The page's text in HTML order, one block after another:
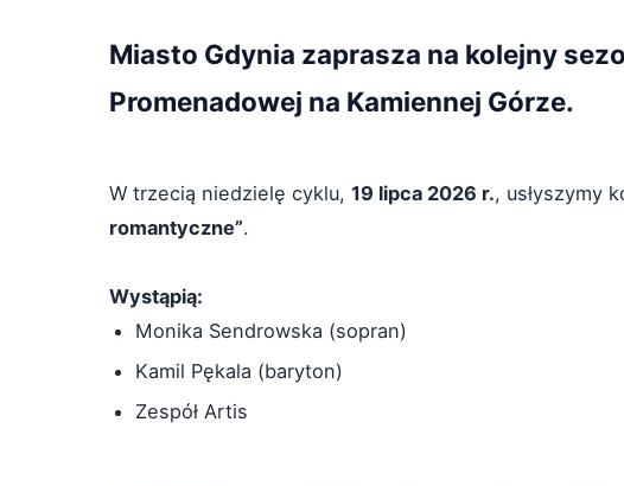
Miasto Gdynia zaprasza na kolejny
Promenadowej na Kamiennej Górze.
W trzecią niedzielę cyklu, 19 lipca 2026 r., usłyszymy
romantyczne”.
Wystąpią:
Monika Sendrowska (sopran)
Kamil Pękala (baryton)
Zespół Artis